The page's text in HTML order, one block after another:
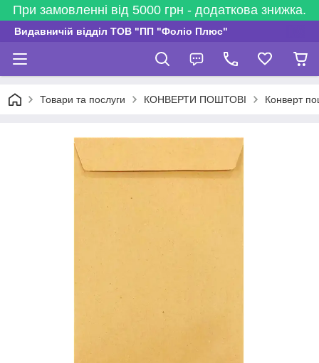
При замовленні від 5000 грн - додаткова знижка.
Видавничій відділ ТОВ "ПП "Фоліо Плюс"
Товари та послуги КОНВЕРТИ ПОШТОВІ Конверт